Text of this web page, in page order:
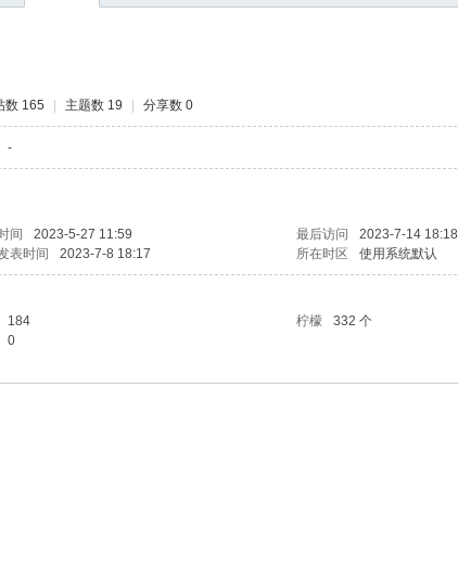
数 165 主题数 19 分享数 0
-
间 2023-5-27 11:59 最后访问
2023-7-14 18:18
表时间 2023-7-8 18:17 所在时区 使用系统默认
184 柠檬
332 个
0